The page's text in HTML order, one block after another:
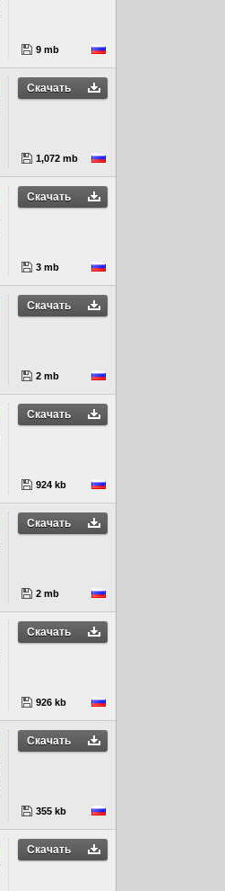
9 mb
Скачать
1,072 mb
Скачать
3 mb
Скачать
2 mb
Скачать
924 kb
Скачать
2 mb
Скачать
926 kb
Скачать
355 kb
Скачать